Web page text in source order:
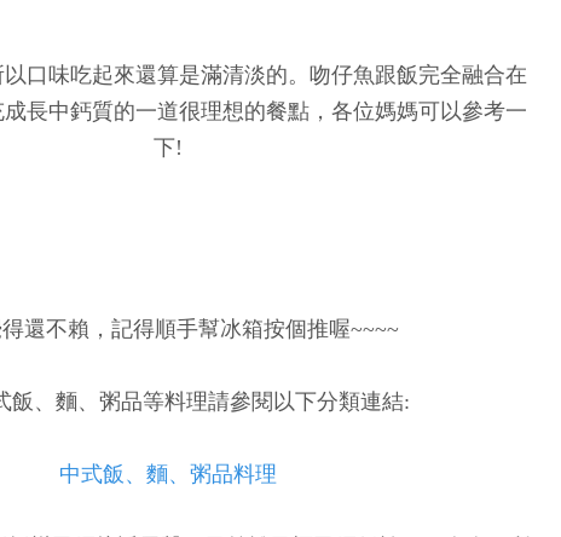
口味吃起來還算是滿清淡的。吻仔魚跟飯完全融合在
長中鈣質的一道很理想的餐點，各位媽媽可以參考一
下!
還不賴，記得順手幫冰箱按個推喔~~~~
飯、麵、粥品等料理請參閱以下分類連結:
中式飯、麵、粥品料理